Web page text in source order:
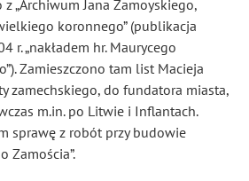
„Archiwum Jana Zamoyskiego,
koronnego” (publikacja
r. „nakładem hr. Maurycego
Zamieszczono tam list Macieja
zamechskiego, do fundatora miasta,
m.in. po Litwie i Inflantach.
sprawę z robót przy budowie
Zamościa”.